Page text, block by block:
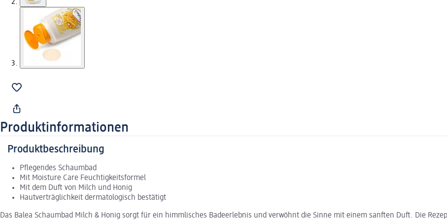
Produktinformationen
Produktbeschreibung
Pflegendes Schaumbad
Mit Moisture Care Feuchtigkeitsformel
Mit dem Duft von Milch und Honig
Hautverträglichkeit dermatologisch bestätigt
Das Balea Schaumbad Milch & Honig sorgt für ein himmlisches Badeerlebnis und verwöhnt die Sinne mit einem sanften Duft. Die